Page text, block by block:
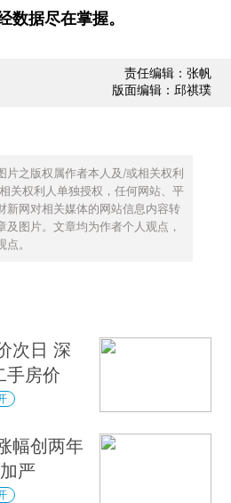
数据尽在掌握。
责任编辑：张帆
版面编辑：邱祺璞
片之版权属作者本人及/或相关权利
关权利人单独授权，任何网站、平
新网对相关媒体的网站信息内容转
图片。文章均为作者个人观点，
。
次日 深
手房价
幅创两年
严